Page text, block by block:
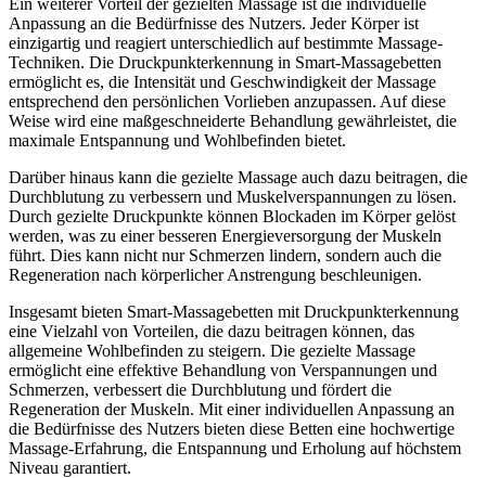
Anpassung an die Bedürfnisse des Nutzers. Jeder Körper ist
einzigartig und reagiert unterschiedlich auf bestimmte Massage-
Techniken. Die Druckpunkterkennung in Smart-Massagebetten
ermöglicht es, die Intensität und Geschwindigkeit der Massage
entsprechend den persönlichen Vorlieben anzupassen. Auf diese
Weise wird eine maßgeschneiderte Behandlung gewährleistet, die
maximale Entspannung und Wohlbefinden bietet.
Darüber hinaus kann die gezielte Massage auch dazu beitragen, die
Durchblutung zu verbessern und Muskelverspannungen zu lösen.
Durch gezielte Druckpunkte können Blockaden im Körper gelöst
werden, was zu einer besseren Energieversorgung der Muskeln
führt. Dies kann nicht nur Schmerzen lindern, sondern auch die
Regeneration nach körperlicher Anstrengung beschleunigen.
Insgesamt bieten Smart-Massagebetten mit Druckpunkterkennung
eine Vielzahl von Vorteilen, die dazu beitragen können, das
allgemeine Wohlbefinden zu steigern. Die gezielte Massage
ermöglicht eine effektive Behandlung von Verspannungen und
Schmerzen, verbessert die Durchblutung und fördert die
Regeneration der Muskeln. Mit einer individuellen Anpassung an
die Bedürfnisse des Nutzers bieten diese Betten eine hochwertige
Massage-Erfahrung, die Entspannung und Erholung auf höchstem
Niveau garantiert.